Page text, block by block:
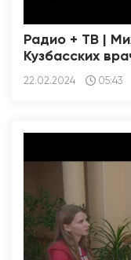
Радио + ТВ |
Кузбасских
22.02.2024 05:43